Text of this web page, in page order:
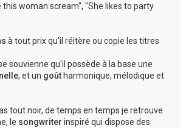
woman scream", "She likes to party
à tout prix qu'il réitère ou copie les titres
souvienne qu'il possède à la base une
, et un goût harmonique, mélodique et
tout noir, de temps en temps je retrouve
le songwriter inspiré qui dispose des